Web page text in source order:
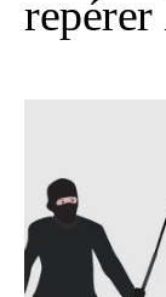
repérer